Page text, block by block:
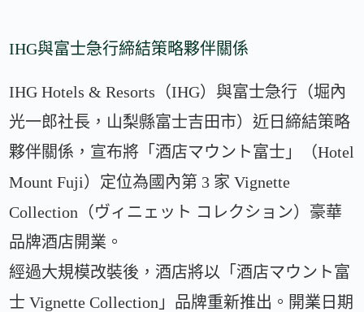
IHG與富士急行締結策略夥伴關係
IHG Hotels & Resorts（IHG）與富士急行（堀內
光一郎社長，山梨縣富士吉田市）近日締結策略
夥伴關係，宣布將「酒店マウント富士」（Hotel
Mount Fuji）定位為國內第 3 家 Vignette
Collection（ヴィニェット コレクション）豪華
品牌酒店開業。
經過大規模改裝後，酒店將以「酒店マウント富
士 Vignette Collection」品牌重新推出。開業日期